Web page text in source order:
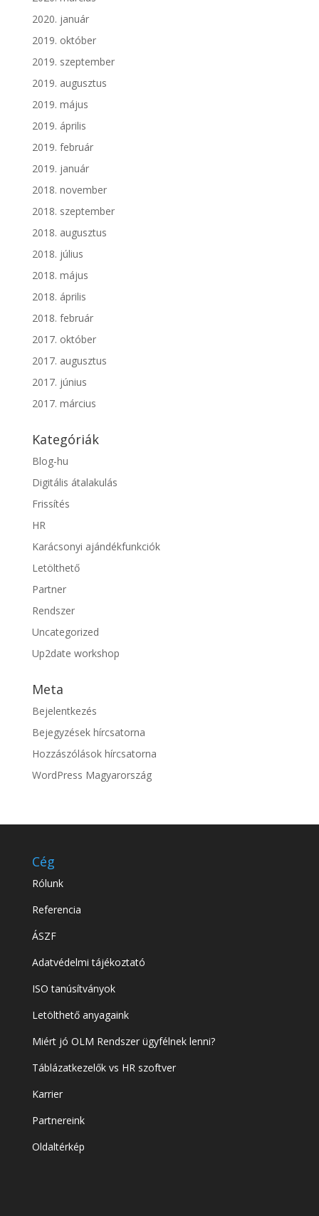
2020. január
2019. október
2019. szeptember
2019. augusztus
2019. május
2019. április
2019. február
2019. január
2018. november
2018. szeptember
2018. augusztus
2018. július
2018. május
2018. április
2018. február
2017. október
2017. augusztus
2017. június
2017. március
Kategóriák
Blog-hu
Digitális átalakulás
Frissítés
HR
Karácsonyi ajándékfunkciók
Letölthető
Partner
Rendszer
Uncategorized
Up2date workshop
Meta
Bejelentkezés
Bejegyzések hírcsatorna
Hozzászólások hírcsatorna
WordPress Magyarország
Cég
Rólunk
Referencia
ÁSZF
Adatvédelmi tájékoztató
ISO tanúsítványok
Letölthető anyagaink
Miért jó OLM Rendszer ügyfélnek lenni?
Táblázatkezelők vs HR szoftver
Karrier
Partnereink
Oldaltérkép